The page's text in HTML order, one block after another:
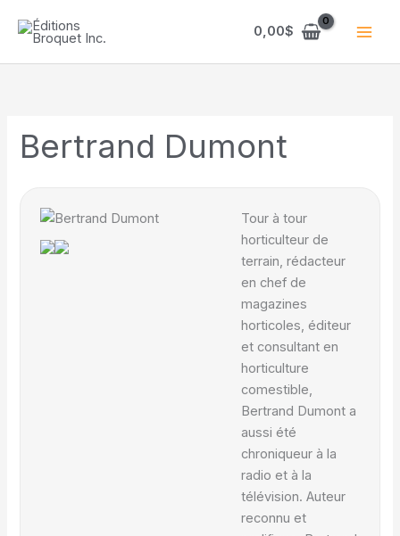
0,00$
Bertrand Dumont
Tour à tour
horticulteur de
terrain, rédacteur
en chef de
magazines
horticoles, éditeur
et consultant en
horticulture
comestible,
Bertrand Dumont a
aussi été
chroniqueur à la
radio et à la
télévision. Auteur
reconnu et